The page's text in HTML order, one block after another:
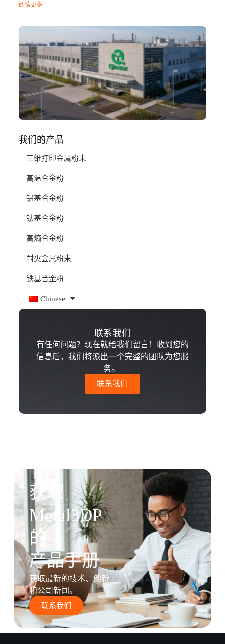
阅读更多 "
我们的产品
三维打印金属粉末
高温合金粉
铝基合金粉
钛基合金粉
高熵合金粉
耐火金属粉末
铁基合金粉
Chinese
联系我们
有任何问题？现在就给我们留言！收到您的
信息后，我们将派出一个完整的团队为您服
务。
联系我们
获取
Metal3DP
的
产品手册
获取最新的技术、创新
和公司新闻。
联系我们